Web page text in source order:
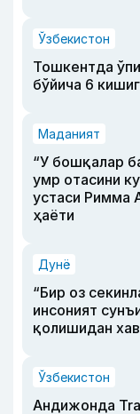
Ўзбекистон
Тошкентда
бўйича 6
Маданият
“У бошқалар
умр отасини
устаси Римма
ҳаёти
Дунё
“Бир оз
инсоният
қолишидан
Ўзбекистон
Андижонда